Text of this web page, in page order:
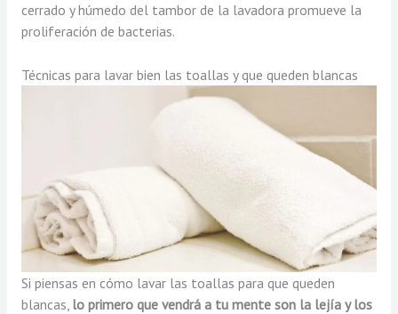
cerrado y húmedo del tambor de la lavadora promueve la
proliferación de bacterias.
Técnicas para lavar bien las toallas y que queden blancas
Si piensas en cómo lavar las toallas para que queden
blancas, lo primero que vendrá a tu mente son la lejía y los